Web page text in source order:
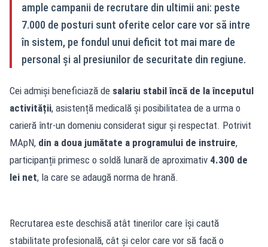
ample campanii de recrutare din ultimii ani: peste
7.000 de posturi sunt oferite celor care vor să intre
în sistem, pe fondul unui deficit tot mai mare de
personal și al presiunilor de securitate din regiune.
Cei admiși beneficiază de salariu stabil încă de la începutul
activității, asistență medicală și posibilitatea de a urma o
carieră într-un domeniu considerat sigur și respectat. Potrivit
MApN, din a doua jumătate a programului de instruire,
participanții primesc o soldă lunară de aproximativ 4.300 de
lei net, la care se adaugă norma de hrană.
Recrutarea este deschisă atât tinerilor care își caută
stabilitate profesională, cât și celor care vor să facă o